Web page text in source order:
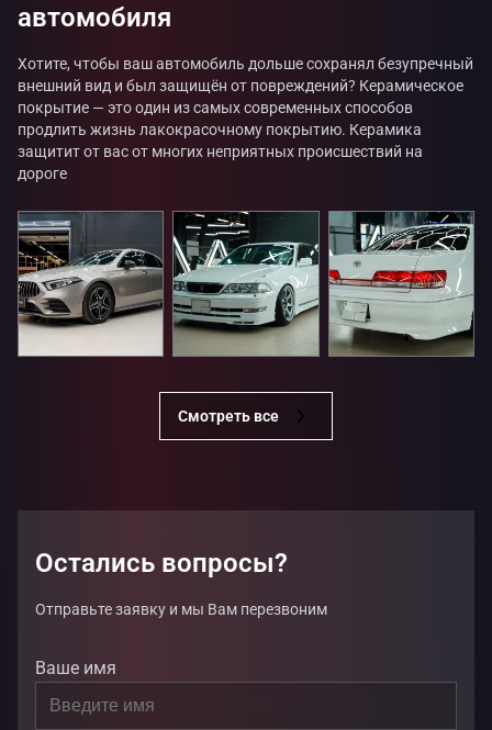
автомобиля
Хотите, чтобы ваш автомобиль дольше сохранял безупречный
внешний вид и был защищён от повреждений? Керамическое
покрытие — это один из самых современных способов
продлить жизнь лакокрасочному покрытию. Керамика
защитит от вас от многих неприятных происшествий на
дороге
Смотреть все
Остались вопросы?
Отправьте заявку и мы Вам перезвоним
Ваше имя